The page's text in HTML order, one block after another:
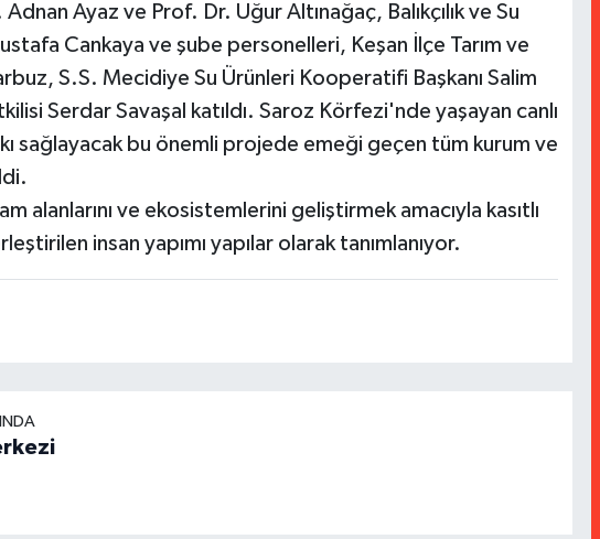
Ayaz ve Prof. Dr. Uğur Altınağaç, Balıkçılık ve Su
Cankaya ve şube personelleri, Keşan İlçe Tarım ve
S.S. Mecidiye Su Ürünleri Kooperatifi Başkanı Salim
Serdar Savaşal katıldı. Saroz Körfezi'nde yaşayan canlı
sağlayacak bu önemli projede emeği geçen tüm kurum ve
alanlarını ve ekosistemlerini geliştirmek amacıyla kasıtlı
insan yapımı yapılar olarak tanımlanıyor.